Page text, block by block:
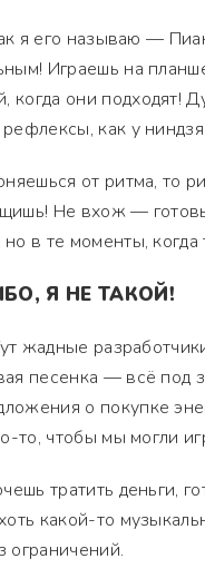
я его называю —
Играешь на
они подходят!
как у ниндзя.
от ритма, то
Не вхож —
в те моменты,
Я НЕ ТАКОЙ!
жадные
песенка — всё под
о покупке
то, чтобы мы могли
тратить деньги,
какой-то
ограничений.